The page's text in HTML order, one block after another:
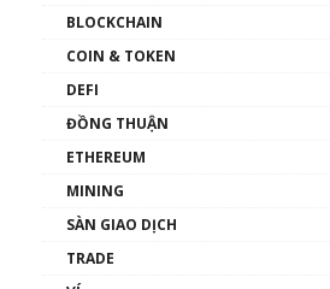
như thể nào?
00:39:31
Phổ cập Blockchain
thống & Crypto qua các
BLOCKCHAIN
COIN & TOKEN
DEFI
ĐỒNG THUẬN
ETHEREUM
MINING
SÀN GIAO DỊCH
TRADE